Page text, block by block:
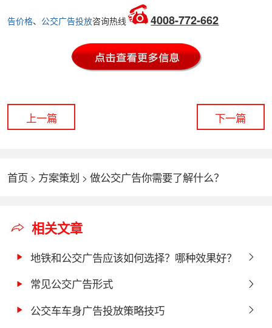
告价格、 公交广告投放咨询热线 4008-772-662
上一篇 下一篇
首页 > 方案策划 >做公交广告你需要了解什么？
相关文章
地铁和公交广告应该如何选择？哪种效果好？
常见公交广告形式
公交车车身广告投放策略技巧